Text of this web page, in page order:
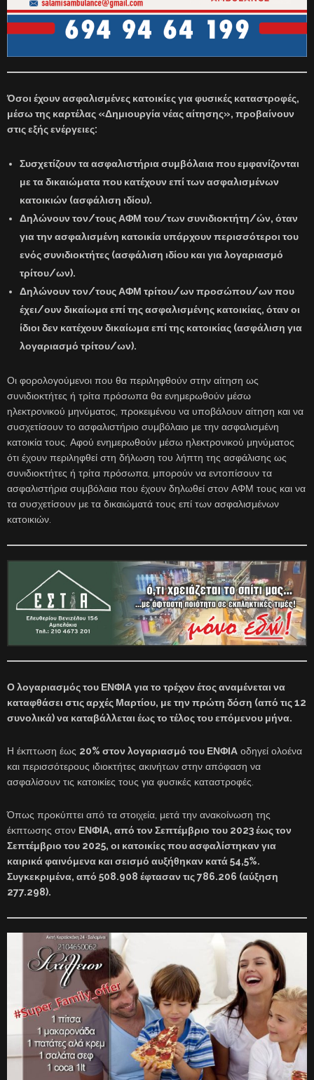
Όσοι έχουν ασφαλισμένες κατοικίες για φυσικές καταστροφές,
μέσω της καρτέλας «Δημιουργία νέας αίτησης», προβαίνουν
στις εξής ενέργειες:
Συσχετίζουν τα ασφαλιστήρια συμβόλαιαπου εμφανίζονται
με τα δικαιώματα που κατέχουν επί των ασφαλισμένων
κατοικιών (ασφάλιση ιδίου).
Δηλώνουν τον/τους ΑΦΜ του/των συνιδιοκτήτη/ών, όταν
για την ασφαλισμένη κατοικία υπάρχουν περισσότεροι του
ενός συνιδιοκτήτες (ασφάλιση ιδίου και για λογαριασμό
τρίτου/ων).
Δηλώνουν τον/τους ΑΦΜ τρίτου/ων προσώπου/ων που
έχει/ουν δικαίωμα επί της ασφαλισμένης κατοικίας, όταν οι
ίδιοι δεν κατέχουν δικαίωμα επί της κατοικίας (ασφάλιση για
λογαριασμό τρίτου/ων).
Οι φορολογούμενοι που θα περιληφθούν στην αίτηση ως
συνιδιοκτήτες ή τρίτα πρόσωπα θα ενημερωθούν μέσω
ηλεκτρονικού μηνύματος, προκειμένου να υποβάλουν αίτηση και να
συσχετίσουν το ασφαλιστήριο συμβόλαιο με την ασφαλισμένη
κατοικία τους. Αφού ενημερωθούν μέσω ηλεκτρονικού μηνύματος
ότι έχουν περιληφθεί στη δήλωση του λήπτη της ασφάλισης ως
συνιδιοκτήτες ή τρίτα πρόσωπα, μπορούν να εντοπίσουν τα
ασφαλιστήρια συμβόλαια που έχουν δηλωθεί στον ΑΦΜ τους και να
τα συσχετίσουν με τα δικαιώματά τους επί των ασφαλισμένων
κατοικιών.
Ο λογαριασμός του ΕΝΦΙΑ για το τρέχον έτος αναμένεται να
καταφθάσει στις αρχές Μαρτίου, με την πρώτη δόση (από τις 12
συνολικά) να καταβάλλεται έως το τέλος του επόμενου μήνα.
Η έκπτωση έως 20% στον λογαριασμό του ΕΝΦΙΑ οδηγεί ολοένα
και περισσότερους ιδιοκτήτες ακινήτων στην απόφαση να
ασφαλίσουν τις κατοικίες τους για φυσικές καταστροφές.
Όπως προκύπτει από τα στοιχεία, μετά την ανακοίνωση της
έκπτωσης στον ΕΝΦΙΑ, από τον Σεπτέμβριο του 2023 έως τον
Σεπτέμβριο του 2025, οι κατοικίες που ασφαλίστηκαν για
καιρικά φαινόμενα και σεισμό αυξήθηκαν κατά 54,5%.
Συγκεκριμένα, από 508.908 έφτασαν τις 786.206 (αύξηση
277.298).